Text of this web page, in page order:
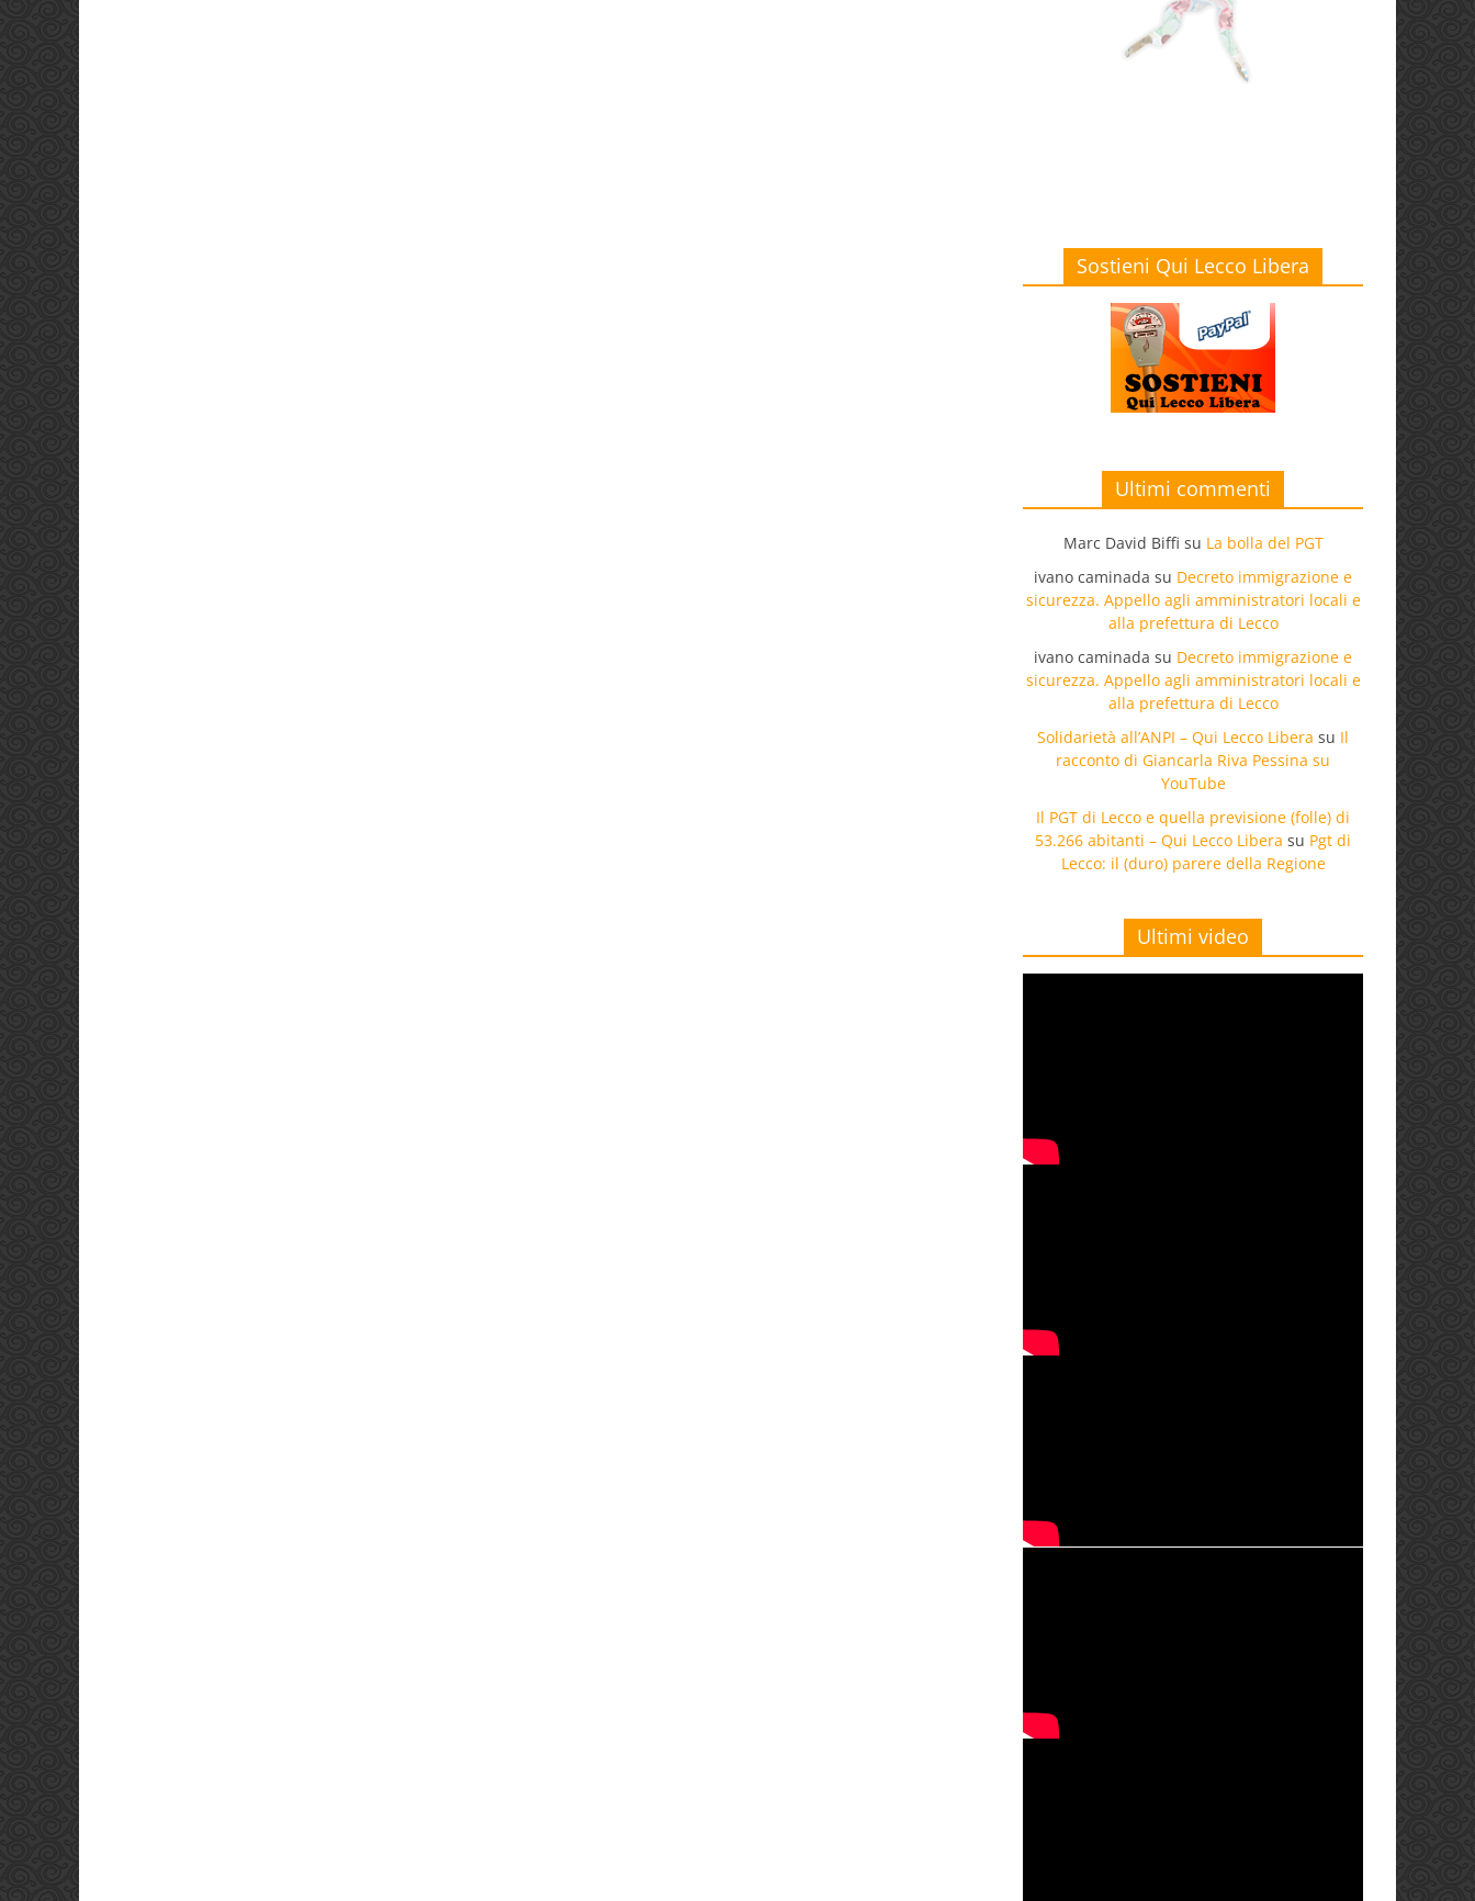
Sostieni Qui Lecco Libera
Ultimi commenti
Marc David Biffi su La bolla del PGT
ivano caminada su Decreto immigrazione e
sicurezza. Appello agli amministratori locali e
alla prefettura di Lecco
ivano caminada su Decreto immigrazione e
sicurezza. Appello agli amministratori locali e
alla prefettura di Lecco
Solidarietà all’ANPI – Qui Lecco Libera su Il
racconto di Giancarla Riva Pessina su
YouTube
Il PGT di Lecco e quella previsione (folle) di
53.266 abitanti – Qui Lecco Libera su Pgt di
Lecco: il (duro) parere della Regione
Ultimi video